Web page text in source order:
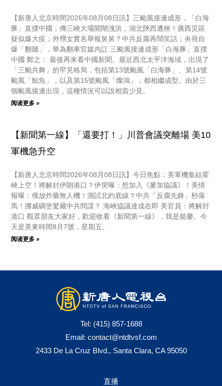
【新唐人北京時間2026年08月08日訊】三颱風接連成形，「白海
豚」直撲中國；傳三峽大壩開閘洩洪，湖北陝西遭殃！廣西災區
疑似爆大疫；外甥女實名舉報舅舅？中共反腐再鬧笑話；央視自
爆「翻牆」，華為翻車官媒內訌 三颱風接連成形「白海豚」直撲
中國 鄭之： 最後再來看中國新聞。最近西北太平洋海域，出現了
「三颱共舞」的罕見格局，包括第13號颱風「白海豚」、第14號
颱風「鯨魚」，以及第15號颱風「燦鴻」，都相繼成型。由於三
個颱風接連出現，這種情況可以說相當少見。
阅读更多 »
【新聞第一線】「還要打！」川普會議突離場 美10
軍機急升空
【新唐人北京時間2026年08月08日訊】今日焦點：美軍機集結霍
峽上空！將解封伊朗港口？伊突曝：想加入《麥加協議》！美情
報曝：俄放炸藥無人機！測試北約底線？中共「反腐先鋒」秒落
馬！挪威碉堡驚藏中共間諜？ 海峽協議達成在即 美官員：將解封
港口 觀眾朋友大家好，歡迎收看《新聞第一線》，我是懿馨。今
天是美東時間8月7號，星期五。
阅读更多 »
Tel: (415) 857-1688
Email: contact@ntdtvsf.com
2433 De La Cruz Blvd., Santa Clara, CA 95050
直播